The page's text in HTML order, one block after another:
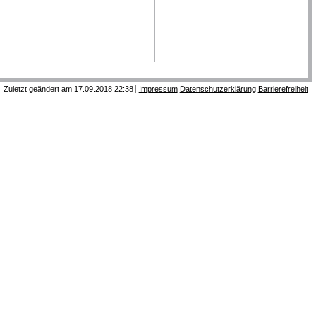
Zuletzt geändert am 17.09.2018 22:38 Impressum Datenschutzerklärung Barrierefreiheit